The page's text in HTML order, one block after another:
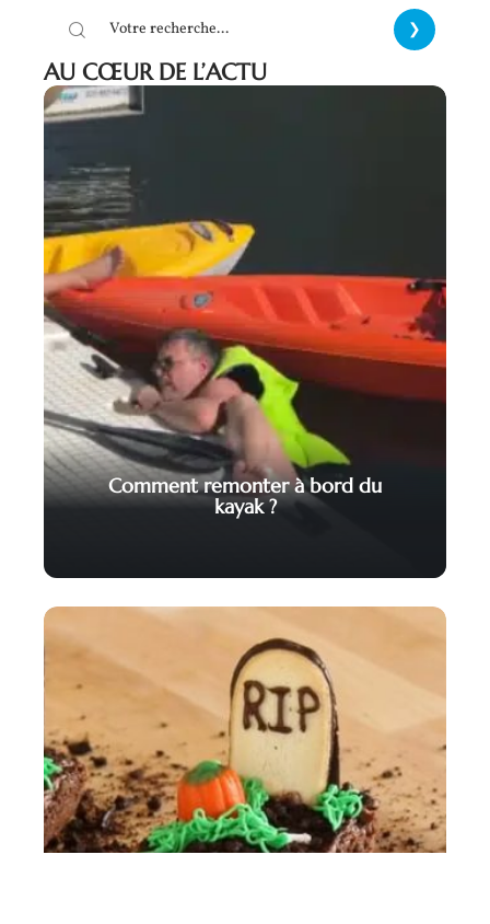
AU CŒUR DE L’ACTU
Comment remonter à bord du
kayak ?